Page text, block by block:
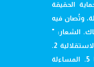
الحقيقة
وتُصان فيه
الشعار: "
من التوثيق إلى العدالة قيم سام :- 1. الاستقلالية 2.
المهنية 3. النزاهة 4. العدالة للضحايا 5. المساءلة